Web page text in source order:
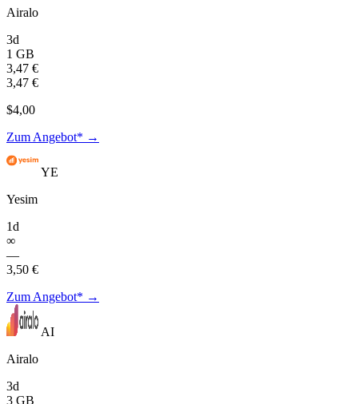
Airalo
3d
1 GB
3,47 €
3,47 €
$4,00
Zum Angebot* →
YE
Yesim
1d
∞
—
3,50 €
Zum Angebot* →
AI
Airalo
3d
3 GB